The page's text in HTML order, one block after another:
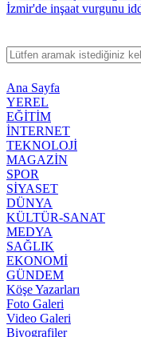
İzmir'de inşaat vurgunu
Ana Sayfa
YEREL
EĞİTİM
İNTERNET
TEKNOLOJİ
MAGAZİN
SPOR
SİYASET
DÜNYA
KÜLTÜR-SANAT
MEDYA
SAĞLIK
EKONOMİ
GÜNDEM
Köşe Yazarları
Foto Galeri
Video Galeri
Biyografiler